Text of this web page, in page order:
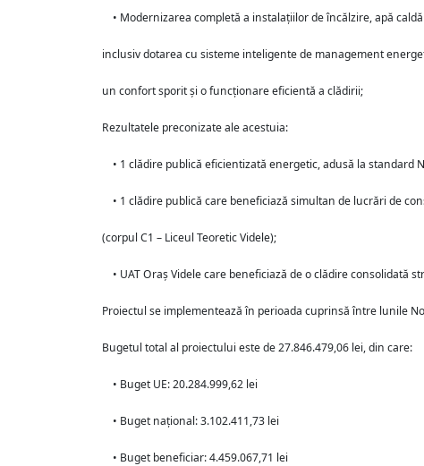
• Modernizarea completă a instalațiilor de încălzire, apă
inclusiv dotarea cu sisteme inteligente de management
un confort sporit și o funcționare eficientă a clădirii;
Rezultatele preconizate ale acestuia:
• 1 clădire publică eficientizată energetic, adusă la standard
• 1 clădire publică care beneficiază simultan de lucrări de
(corpul C1 – Liceul Teoretic Videle);
• UAT Oraș Videle care beneficiază de o clădire consolidată
Proiectul se implementează în perioada cuprinsă între lunile
Bugetul total al proiectului este de 27.846.479,06 lei, din care:
• Buget UE: 20.284.999,62 lei
• Buget național: 3.102.411,73 lei
• Buget beneficiar: 4.459.067,71 lei